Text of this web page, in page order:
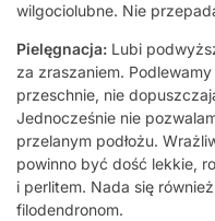
wilgociolubne. Nie
Pielęgnacja: Lubi
za zraszaniem.
przeschnie, nie
Jednocześnie nie
przelanym podłożu.
powinno być dość lekkie,
i perlitem. Nada się
filodendronom.